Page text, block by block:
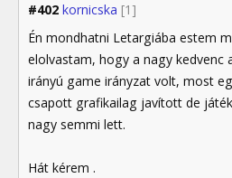
#402 kornicska [1]
Én mondhatni Letargiába estem
elolvastam, hogy a nagy kedvenc
irányú game irányzat volt, most
csapott grafikailag javított de
nagy semmi lett.
Hát kérem .